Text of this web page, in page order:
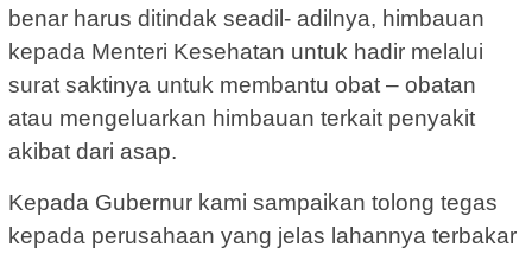
benar harus ditindak seadil- adilnya, himbauan
kepada Menteri Kesehatan untuk hadir melalui
surat saktinya untuk membantu obat – obatan
atau mengeluarkan himbauan terkait penyakit
akibat dari asap.
Kepada Gubernur kami sampaikan tolong tegas
kepada perusahaan yang jelas lahannya terbakar